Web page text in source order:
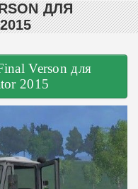
ДЛЯ
Verson для
2015